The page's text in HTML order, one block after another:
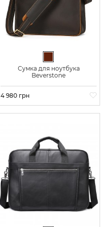
Сумка для ноутбука
Beverstone
Цена
4 980 грн